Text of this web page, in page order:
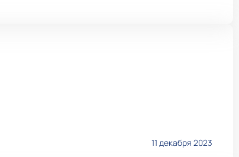
11 декабря 2023